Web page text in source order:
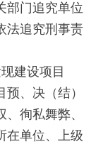
部门追究单位
法追究刑事责
建设项目
、决（结）
徇私舞弊、
在单位、上级